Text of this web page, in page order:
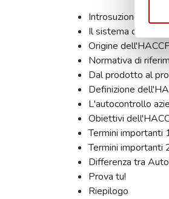
Introsuzione
Il sistema di
Origine
Normativa di
Dal prodotto al
Definizione
L'autocontrollo
Obiettivi
Termini importanti
Termini importanti
Differenza tra
Prova tu!
Riepilogo